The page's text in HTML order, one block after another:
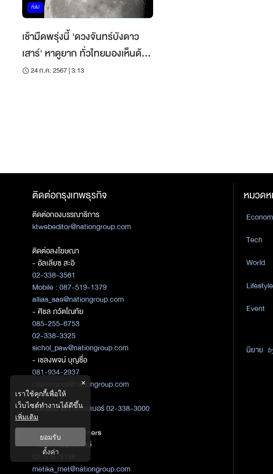
ทั่วไป
เช้ามืดพรุ่งนี้ 'ดวงจันทร์บังดาว
เสาร์' หาดูยาก ทั่วไทยมองเห็นด้วย
ตาเปล่า
24 ก.ค. 2567 | 3:13
ติดต่อกรุงเทพธุรกิจ
ติดต่อกองบรรณาธิการ
ktwebeditor@nationgroup.com
ติดต่อลงโฆษณา
- อัลเลียซ สะอิ
02-338-3561
Mobile : 087-519-1379
allias_sae@nationgroup.com
- ศิชล ภวัตโณทัย
085-255-6753
02-338-3325
sichol_paw@nationgroup.com
- เชลงพจน์ บุญซื่อ
081-934-2937
chalengpot@nationgroup.com
สมัครสมาชิกติดต่อเบอร์ 02-338-3000
ติดต่อ Media Partners
- เมธิกา เมธาพิทักษ์
02-338-3198
metika_met@nationgroup.com
หมวด
Tech
World
Lifestyle
Event
นิยาย
×
เราใช้คุกกี้เพื่อให้
เว็บไซต์ทำงานได้ดีขึ้น
เพิ่มเติม
ยอมรับ
ตั้งค่า